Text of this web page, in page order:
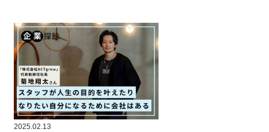
2025.02.13